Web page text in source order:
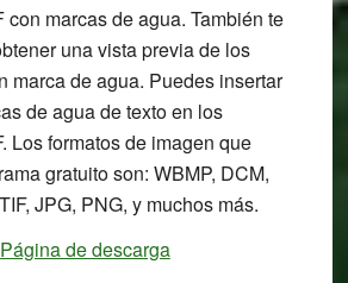
marcas de agua. También te
una vista previa de los
marca de agua. Puedes insertar
de agua de texto en los
Los formatos de imagen que
gratuito son: WBMP, DCM,
JPG, PNG, y muchos más.
Página de descarga